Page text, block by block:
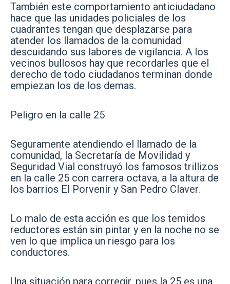
También este comportamiento anticiudadano
hace que las unidades policiales de los
cuadrantes tengan que desplazarse para
atender los llamados de la comunidad
descuidando sus labores de vigilancia. A los
vecinos bullosos hay que recordarles que el
derecho de todo ciudadanos terminan donde
empiezan los de los demas.
Peligro en la calle 25
Seguramente atendiendo el llamado de la
comunidad, la Secretaría de Movilidad y
Seguridad Vial construyó los famosos trillizos
en la calle 25 con carrera octava, a la altura de
los barrios El Porvenir y San Pedro Claver.
Lo malo de esta acción es que los temidos
reductores están sin pintar y en la noche no se
ven lo que implica un riesgo para los
conductores.
Una situación para corregir, pues la 25 es una